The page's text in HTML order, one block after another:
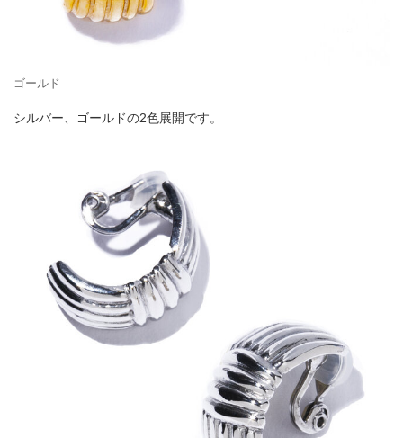
ゴールド
シルバー、ゴールドの2色展開です。